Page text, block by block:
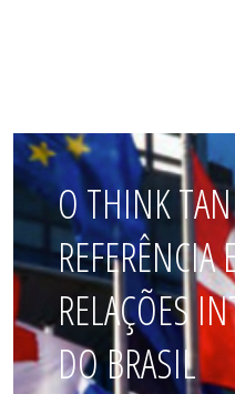
O THINK
REFERÊNCIA
RELAÇÕES
DO BRASIL